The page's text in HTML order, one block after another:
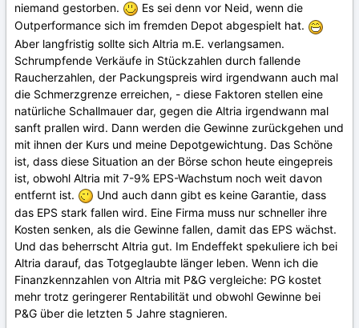
niemand gestorben.
Es sei denn vor Neid, wenn die
Outperformance sich im fremden Depot abgespielt hat.
Aber langfristig sollte sich Altria m.E. verlangsamen.
Schrumpfende Verkäufe in Stückzahlen durch fallende
Raucherzahlen, der Packungspreis wird irgendwann auch mal
die Schmerzgrenze erreichen, - diese Faktoren stellen eine
natürliche Schallmauer dar, gegen die Altria irgendwann mal
sanft prallen wird. Dann werden die Gewinne zurückgehen und
mit ihnen der Kurs und meine Depotgewichtung. Das Schöne
ist, dass diese Situation an der Börse schon heute eingepreis
ist, obwohl Altria mit 7-9% EPS-Wachstum noch weit davon
entfernt ist.
Und auch dann gibt es keine Garantie, dass
das EPS stark fallen wird. Eine Firma muss nur schneller ihre
Kosten senken, als die Gewinne fallen, damit das EPS wächst.
Und das beherrscht Altria gut. Im Endeffekt spekuliere ich bei
Altria darauf, das Totgeglaubte länger leben. Wenn ich die
Finanzkennzahlen von Altria mit P&G vergleiche: PG kostet
mehr trotz geringerer Rentabilität und obwohl Gewinne bei
P&G über die letzten 5 Jahre stagnieren.